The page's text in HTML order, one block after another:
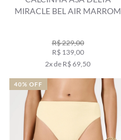
MIRACLE BEL AIR MARROM
R$ 229,00
R$ 139,00
2x de R$ 69,50
40% OFF